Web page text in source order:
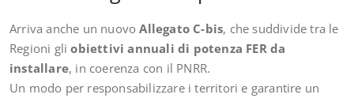
Arriva anche un nuovoAllegato C-bis, che suddivide tra le
Regioni gliobiettivi annuali di potenza FER da
installare, in coerenza con il PNRR.
Un modo per responsabilizzare i territori e garantire un